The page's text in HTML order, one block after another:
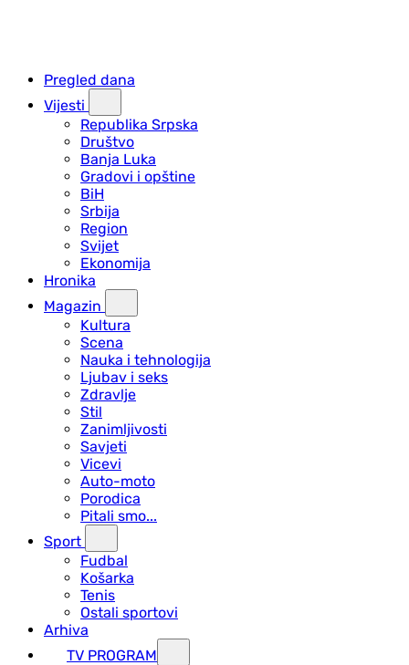
Pregled dana
Vijesti
Republika Srpska
Društvo
Banja Luka
Gradovi i opštine
BiH
Srbija
Region
Svijet
Ekonomija
Hronika
Magazin
Kultura
Scena
Nauka i tehnologija
Ljubav i seks
Zdravlje
Stil
Zanimljivosti
Savjeti
Vicevi
Auto-moto
Porodica
Pitali smo...
Sport
Fudbal
Košarka
Tenis
Ostali sportovi
Arhiva
TV PROGRAM